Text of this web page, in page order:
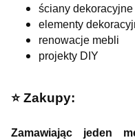
ściany dekoracyjne
elementy
renowacje mebli
projekty DIY
⭐️ Zakupy:
Zamawiając jeden